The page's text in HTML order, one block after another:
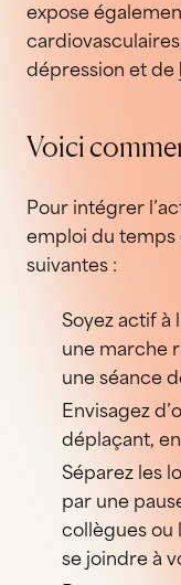
expose
dépression et de
Voici
Pour intégrer
emploi du temps
suivantes :
Soyez actif à
une marche
une séance
Envisagez
déplaçant,
Séparez les
par une
collègues ou
se joindre à